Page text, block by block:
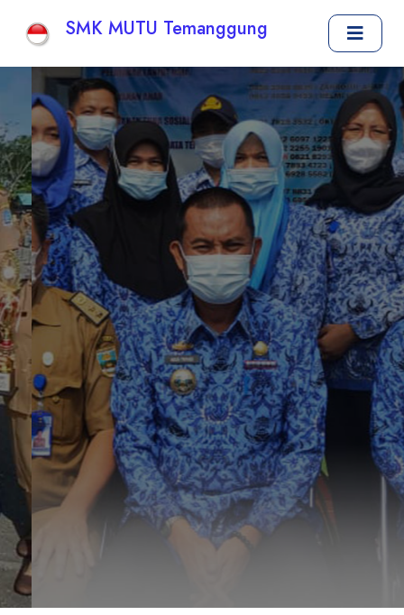
SMK MUTU Temanggung